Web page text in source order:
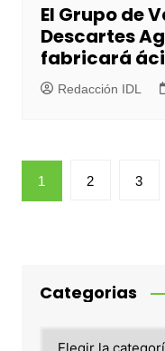
El Grupo de
Descartes
fabricará
Redacción IDL
Paginación
de
1 2 3
Categorias